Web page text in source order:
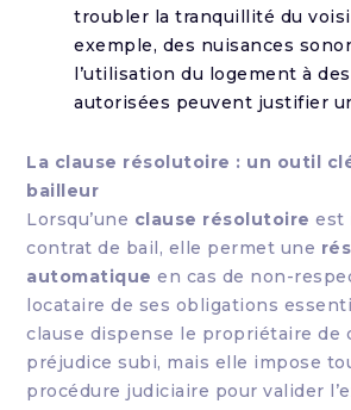
troubler la tranquillité du
exemple, des nuisances
l’utilisation du logement à
autorisées peuvent justifier
La clause résolutoire : un outil
bailleur
Lorsqu’une clause résolutoire est
contrat de bail, elle permet une
automatique en cas de non-
locataire de ses obligations
clause dispense le propriétaire de
préjudice subi, mais elle impose
procédure judiciaire pour valider